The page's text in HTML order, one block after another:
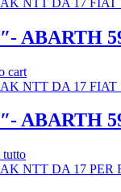
ABARTH
cart
ABARTH
tutto